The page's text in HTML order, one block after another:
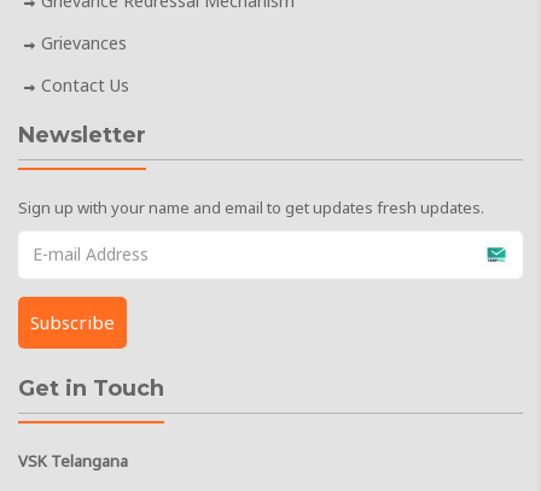
Grievances
Contact Us
Newsletter
Sign up with your name and email to get updates fresh updates.
Get in Touch
VSK Telangana